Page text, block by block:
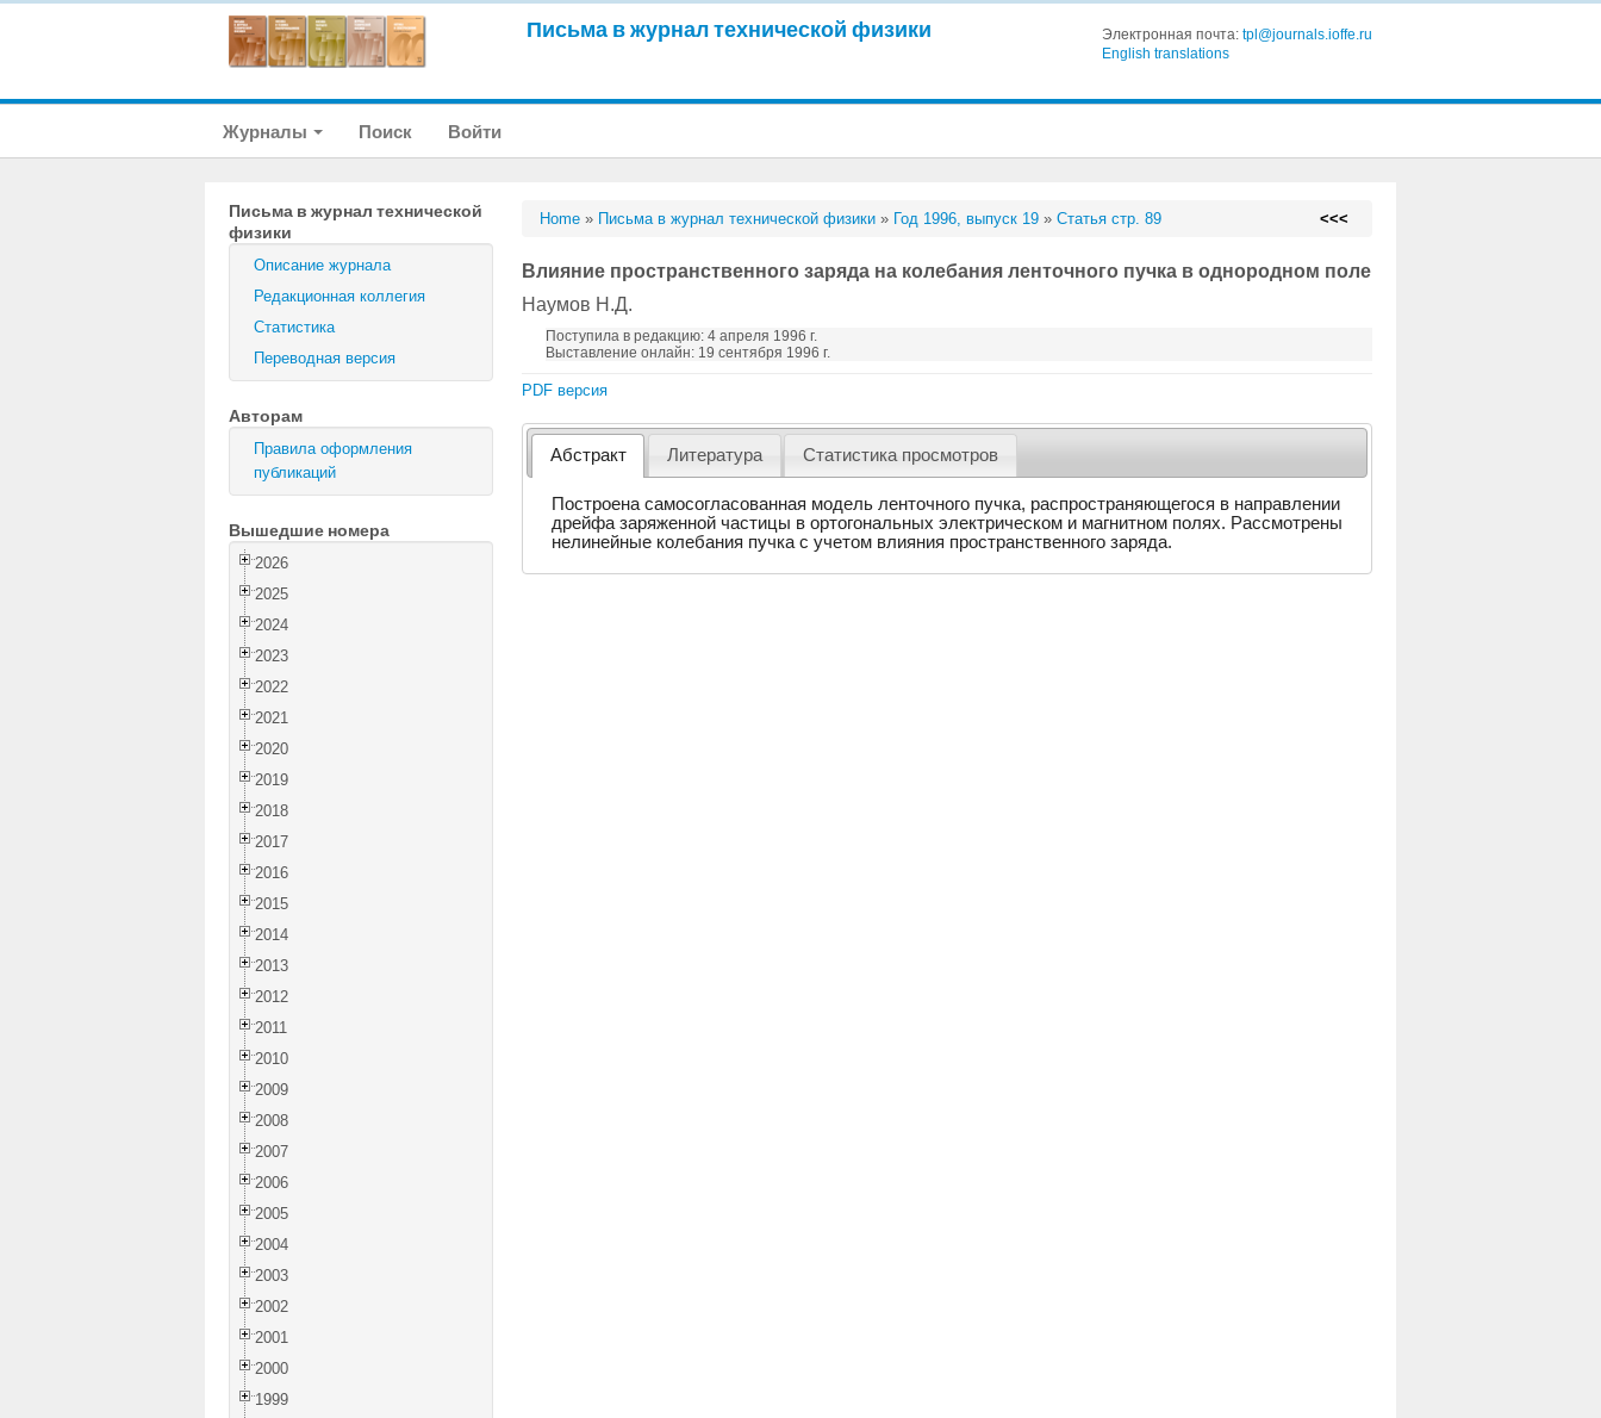
Письма в журнал технической физики Электронная почта: tpl@journals.ioffe.ru
English translations
Журналы Поиск Войти
Письма в журнал технической
физики
Описание журнала
Редакционная коллегия
Статистика
Переводная версия
Авторам
Правила оформления
публикаций
Вышедшие номера
2026
2025
2024
2023
2022
2021
2020
2019
2018
2017
2016
2015
2014
2013
2012
2011
2010
2009
2008
2007
2006
2005
2004
2003
2002
2001
2000
1999
Home » Письма в журнал технической физики » Год 1996, выпуск 19 »Статья стр. 89 <<<
Влияние пространственного заряда на колебания ленточного пучка в однородном поле
Наумов Н.Д.
Поступила в редакцию: 4 апреля 1996 г.
Выставление онлайн: 19 сентября 1996 г.
PDF версия
Абстракт Литература Статистика просмотров
Построена самосогласованная модель ленточного пучка, распространяющегося в направлении
дрейфа заряженной частицы в ортогональных электрическом и магнитном полях. Рассмотрены
нелинейные колебания пучка с учетом влияния пространственного заряда.